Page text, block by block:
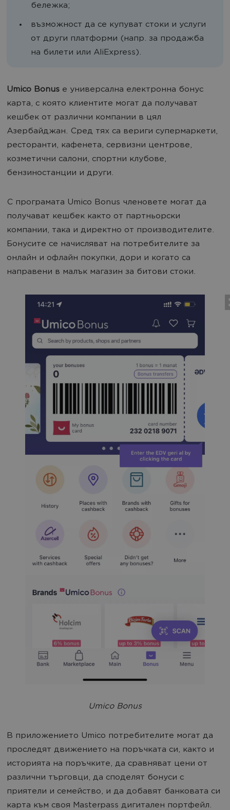
бележка;
възможност да се купуват стоки и услуги
от други платформи (напр. за продажба
на билети или AliExpress).
Umico Bonus е универсална електронна бонус
карта, с която клиентите могат да получават
кешбек от различни компании в цял
Азербайджан. Сред тях са вериги супермаркети,
ресторанти, кафенета, сервизни центрове,
козметични салони, спортни клубове,
бензиностанции и други.
С програмата Umico Bonus членовете могат да
получават кешбек както от партньорски
компании, така и директно от производителите.
Бонусите се начисляват на потребителите за
онлайн и офлайн покупки, дори и когато са
направени в малък магазин за битови стоки.
Umico Bonus
В приложението Umico потребителите могат да
проследят движението на поръчката си, както и
историята на поръчките, да сравняват цени от
различни търговци, да споделят бонуси с
приятели и семейство, и да добавят банковата си
карта към своя Masterpass дигитален портфейл.